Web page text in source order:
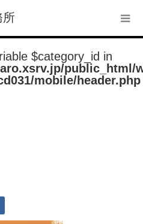
所
$category_id in
public_html/
mobile/header.php